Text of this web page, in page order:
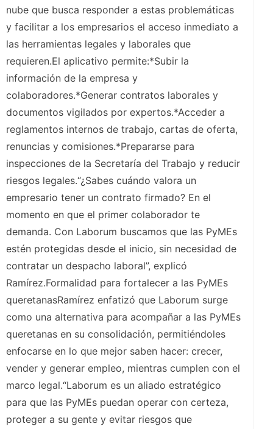
nube que busca responder a estas problemáticas
y facilitar a los empresarios el acceso inmediato a
las herramientas legales y laborales que
requieren.El aplicativo permite:*Subir la
información de la empresa y
colaboradores.*Generar contratos laborales y
documentos vigilados por expertos.*Acceder a
reglamentos internos de trabajo, cartas de oferta,
renuncias y comisiones.*Prepararse para
inspecciones de la Secretaría del Trabajo y reducir
riesgos legales.“¿Sabes cuándo valora un
empresario tener un contrato firmado? En el
momento en que el primer colaborador te
demanda. Con Laborum buscamos que las PyMEs
estén protegidas desde el inicio, sin necesidad de
contratar un despacho laboral”, explicó
Ramírez.Formalidad para fortalecer a las PyMEs
queretanasRamírez enfatizó que Laborum surge
como una alternativa para acompañar a las PyMEs
queretanas en su consolidación, permitiéndoles
enfocarse en lo que mejor saben hacer: crecer,
vender y generar empleo, mientras cumplen con el
marco legal.“Laborum es un aliado estratégico
para que las PyMEs puedan operar con certeza,
proteger a su gente y evitar riesgos que